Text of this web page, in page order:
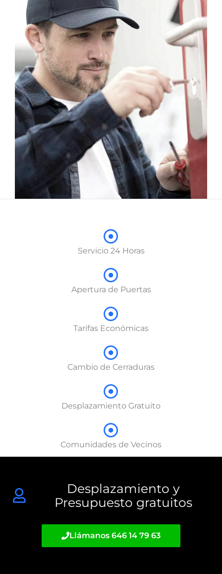
Servicio 24 Horas
Apertura de Puertas
Tarifas Económicas
Cambio de Cerraduras
Desplazamiento Gratuito
Comunidades de Vecinos
Desplazamiento y
Presupuesto gratuitos
Llámanos 646 14 79 63